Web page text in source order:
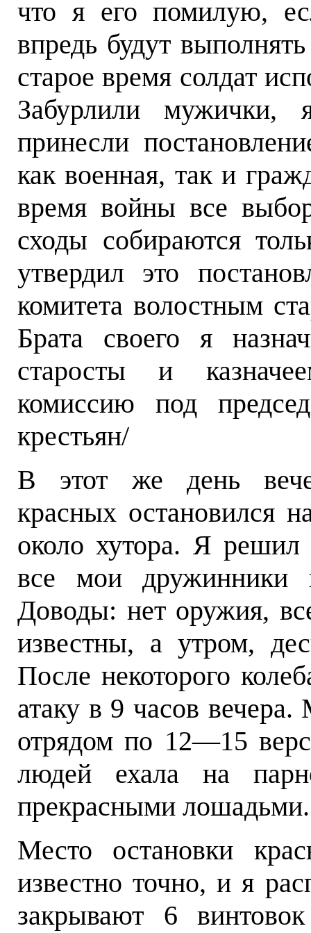
что я его помилую,
впредь будут
старое время солдат
Забурлили
принесли
как военная, так и
время войны все
сходы собираются
утвердил это
комитета волостным
Брата своего я
старосты и
комиссию под
крестьян/
В этот же день
красных остановился
около хутора. Я решил
все мои дружинники
Доводы: нет оружия,
известны, а утром,
После некоторого
атаку в 9 часов
отрядом по 12—15
людей ехала на
прекрасными лошадьми.
Место остановки
известно точно, и я
закрывают 6